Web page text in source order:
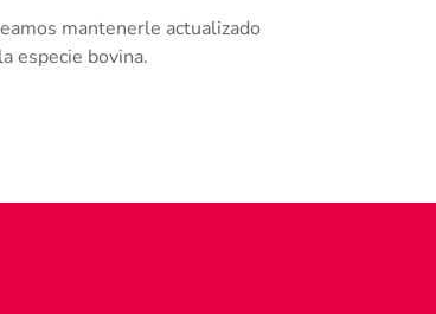
mantenerle actualizado
especie bovina.